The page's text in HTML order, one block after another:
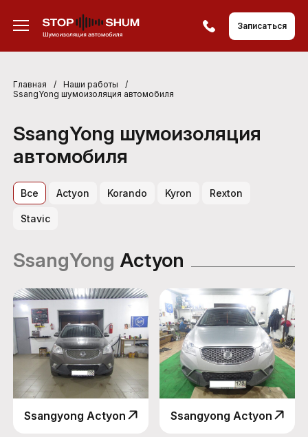
Записаться
Главная / Наши работы
/
SsangYong шумоизоляция автомобиля
SsangYong шумоизоляция
автомобиля
Все Actyon Korando Kyron Rexton
Stavic
SsangYong Actyon
Ssangyong Actyon Ssangyong Actyon